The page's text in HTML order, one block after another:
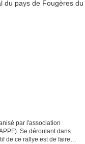
par l'association
Se déroulant dans
de ce rallye est de faire